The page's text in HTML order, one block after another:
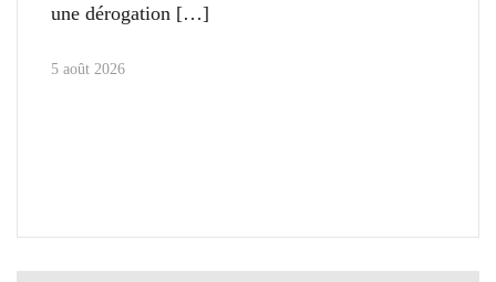
une dérogation
5 août 2026